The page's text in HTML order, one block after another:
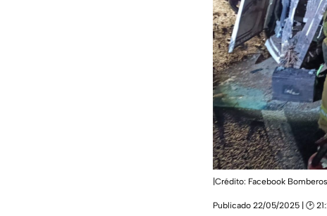
|Crédito: Facebook
Publicado 22/05/2025 | 🕑